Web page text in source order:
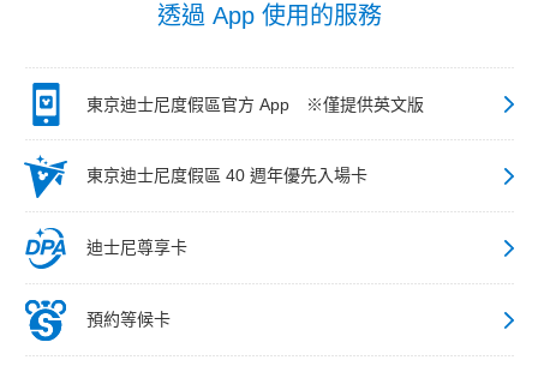
透過 App 使用的服務
東京迪士尼度假區官方 App ※僅提供英文版
東京迪士尼度假區 40 週年優先入場卡
迪士尼尊享卡
預約等候卡